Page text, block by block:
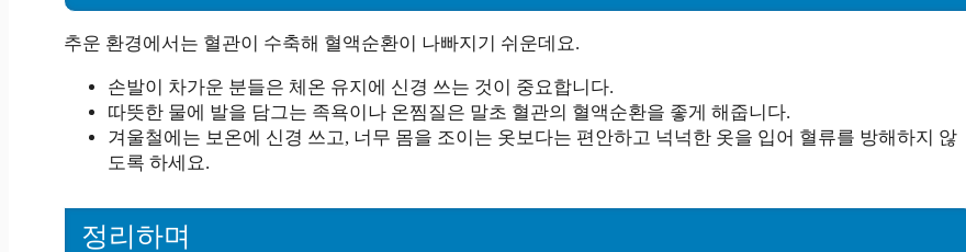
추운 환경에서는 혈관이 수축해 혈액순환이 나빠지기 쉬운데요.
손발이 차가운 분들은 체온 유지에 신경 쓰는 것이 중요합니다.
따뜻한 물에 발을 담그는 족욕이나 온찜질은 말초 혈관의 혈액순환을 좋게 해줍니다.
겨울철에는 보온에 신경 쓰고, 너무 몸을 조이는 옷보다는 편안하고 넉넉한 옷을 입어 혈류를 방해하지 않
도록 하세요.
정리하며